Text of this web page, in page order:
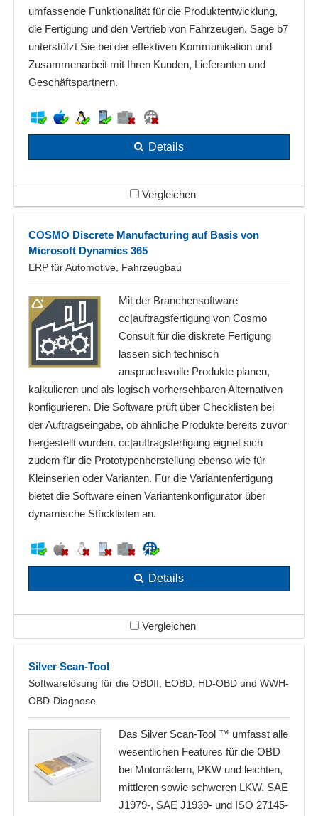
umfassende Funktionalität für die Produktentwicklung,
die Fertigung und den Vertrieb von Fahrzeugen. Sage b7
unterstützt Sie bei der effektiven Kommunikation und
Zusammenarbeit mit Ihren Kunden, Lieferanten und
Geschäftspartnern.
Details
Vergleichen
COSMO Discrete Manufacturing auf Basis von
Microsoft Dynamics 365
ERP für Automotive, Fahrzeugbau
Mit der Branchensoftware
cc|auftragsfertigung von Cosmo
Consult für die diskrete Fertigung
lassen sich technisch
anspruchsvolle Produkte planen,
kalkulieren und als logisch vorhersehbaren Alternativen
konfigurieren. Die Software prüft über Checklisten bei
der Auftragseingabe, ob ähnliche Produkte bereits zuvor
hergestellt wurden. cc|auftragsfertigung eignet sich
zudem für die Prototypenherstellung ebenso wie für
Kleinserien oder Varianten. Für die Variantenfertigung
bietet die Software einen Variantenkonfigurator über
dynamische Stücklisten an.
Details
Vergleichen
Silver Scan-Tool
Softwarelösung für die OBDII, EOBD, HD-OBD und WWH-
OBD-Diagnose
Das Silver Scan-Tool ™ umfasst alle
wesentlichen Features für die OBD
bei Motorrädern, PKW und leichten,
mittleren sowie schweren LKW. SAE
J1979-, SAE J1939- und ISO 27145-